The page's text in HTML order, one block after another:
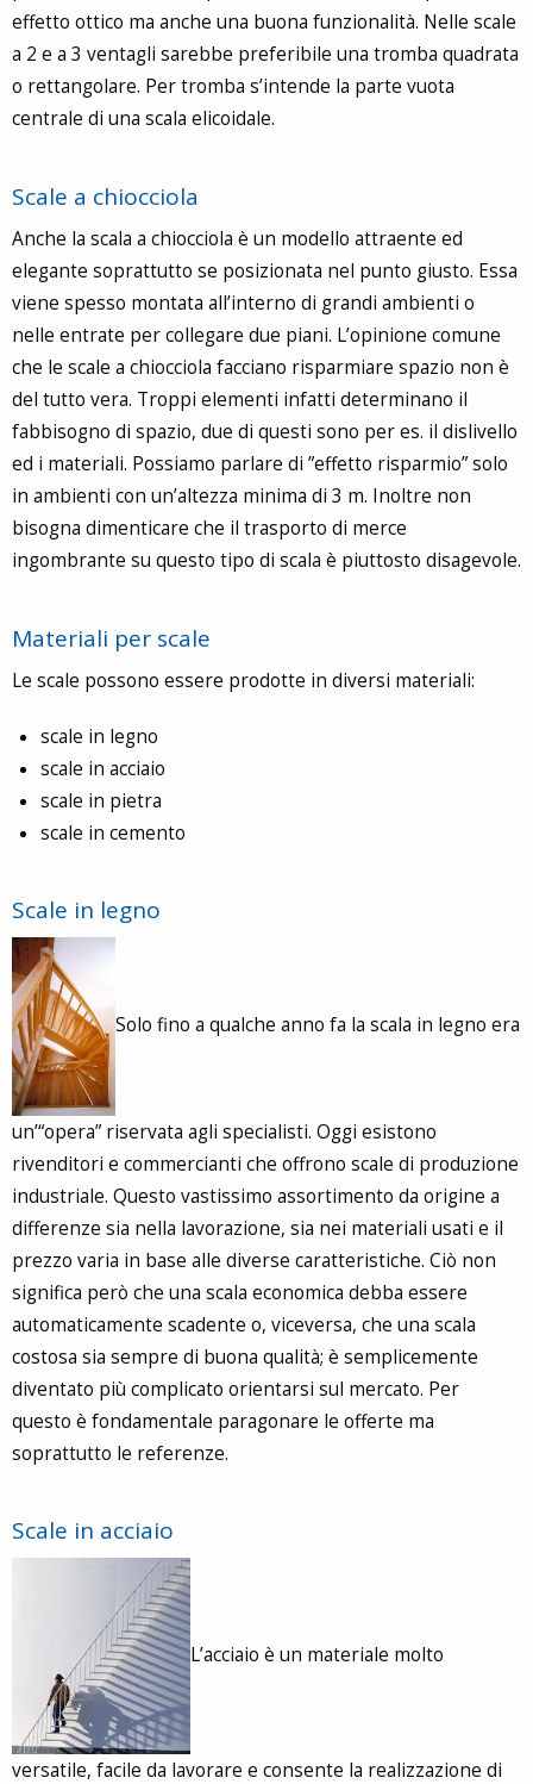
effetto ottico ma anche una buona funzionalità. Nelle scale
a 2 e a 3 ventagli sarebbe preferibile una tromba quadrata
o rettangolare. Per tromba s’intende la parte vuota
centrale di una scala elicoidale.
Scale a chiocciola
Anche la scala a chiocciola è un modello attraente ed
elegante soprattutto se posizionata nel punto giusto. Essa
viene spesso montata all’interno di grandi ambienti o
nelle entrate per collegare due piani. L’opinione comune
che le scale a chiocciola facciano risparmiare spazio non è
del tutto vera. Troppi elementi infatti determinano il
fabbisogno di spazio, due di questi sono per es. il dislivello
ed i materiali. Possiamo parlare di ”effetto risparmio” solo
in ambienti con un’altezza minima di 3 m. Inoltre non
bisogna dimenticare che il trasporto di merce
ingombrante su questo tipo di scala è piuttosto disagevole.
Materiali per scale
Le scale possono essere prodotte in diversi materiali:
scale in legno
scale in acciaio
scale in pietra
scale in cemento
Scale in legno
Solo fino a qualche anno fa la scala in legno era
un’“opera” riservata agli specialisti. Oggi esistono
rivenditori e commercianti che offrono scale di produzione
industriale. Questo vastissimo assortimento da origine a
differenze sia nella lavorazione, sia nei materiali usati e il
prezzo varia in base alle diverse caratteristiche. Ciò non
significa però che una scala economica debba essere
automaticamente scadente o, viceversa, che una scala
costosa sia sempre di buona qualità; è semplicemente
diventato più complicato orientarsi sul mercato. Per
questo è fondamentale paragonare le offerte ma
soprattutto le referenze.
Scale in acciaio
L’acciaio è un materiale molto
versatile, facile da lavorare e consente la realizzazione di